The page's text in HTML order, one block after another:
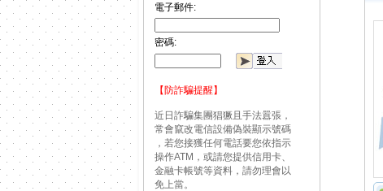
電子郵件:
密碼:
【防詐騙提醒】
近日詐騙集團猖獗且手法囂張，
常會竄改電信設備偽裝顯示號碼
，若您接獲任何電話要您依指示
操作ATM，或請您提供信用卡、
金融卡帳號等資料，請勿理會以
免上當。